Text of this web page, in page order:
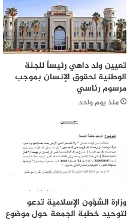
تعيين ولد داهي رئيساً للجنة
الوطنية لحقوق الإنسان بموجب
مرسوم رئاسي
منذ يوم واحد
وزارة الشؤون الإسلامية تدعو
لتوحيد خطبة الجمعة حول موضوع